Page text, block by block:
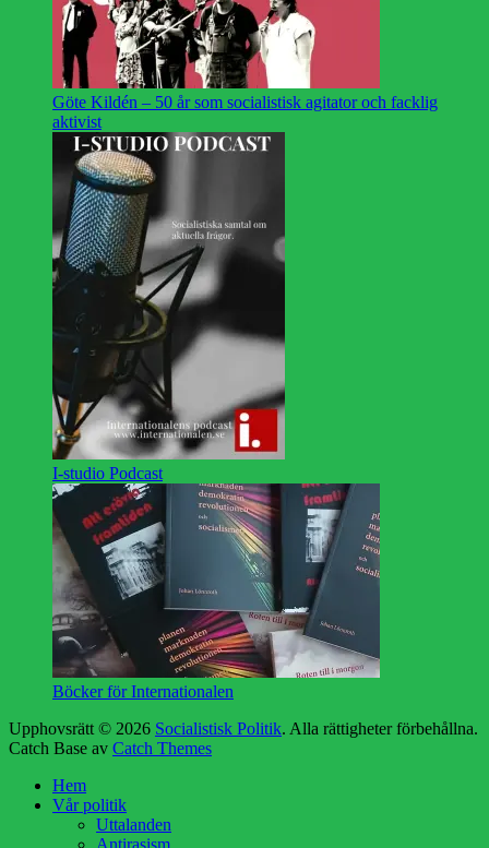
Göte Kildén – 50 år som socialistisk agitator och facklig
aktivist
I-studio Podcast
Böcker för Internationalen
Upphovsrätt © 2026 Socialistisk Politik. Alla rättigheter förbehållna.
Catch Base av Catch Themes
Hem
Vår politik
Uttalanden
Antirasism